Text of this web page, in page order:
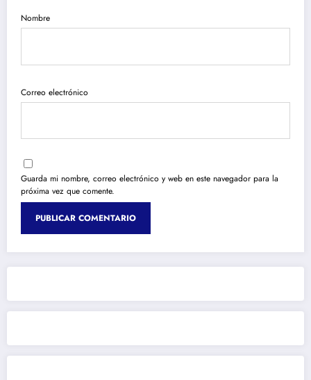
Nombre
Correo electrónico
Guarda mi nombre, correo electrónico y web en este navegador para la
próxima vez que comente.